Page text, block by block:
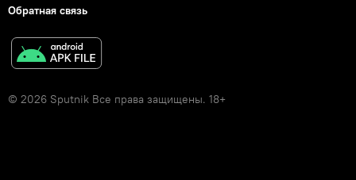
Обратная связь
© 2026 Sputnik Все права защищены. 18+